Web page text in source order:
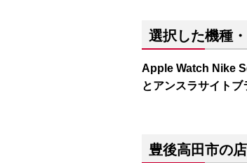
選択した機種
Apple Watch Nike
とアンスラサイト
豊後高田市の